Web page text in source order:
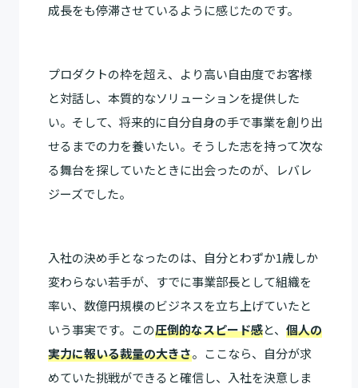
成長をも停滞させているように感じたのです。
プロダクトの枠を超え、より高い自由度でお客様
と対話し、本質的なソリューションを提供した
い。そして、将来的に自分自身の手で事業を創り出
せるまでの力を養いたい。そうした志を持って次な
る舞台を探していたときに出会ったのが、レバレ
ジーズでした。
入社の決め手となったのは、自分とわずか1歳しか
変わらない若手が、すでに事業部長として組織を
率い、数億円規模のビジネスを立ち上げていたと
いう事実です。この圧倒的なスピード感と、 個人の
実力に報いる裁量の大きさ。ここなら、自分が求
めていた挑戦ができると確信し、入社を決意しま